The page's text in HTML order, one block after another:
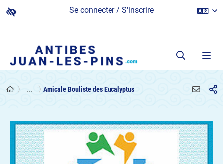
Se connecter / S'inscrire
... Amicale Bouliste des Eucalyptus